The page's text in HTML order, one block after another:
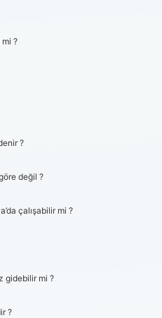
?
?
değil ?
çalışabilir mi ?
gidebilir mi ?
?